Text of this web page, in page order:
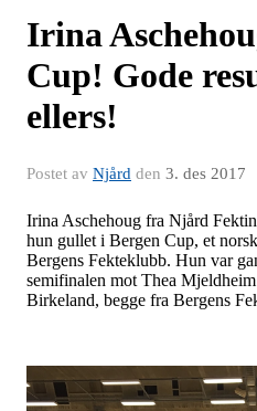
Irina
Cup! Gode
ellers!
Postet av Njård den 3. des 2017
Irina Aschehoug fra Njård
hun gullet i Bergen Cup, et
Bergens Fekteklubb. Hun var
semifinalen mot Thea
Birkeland, begge fra Bergens